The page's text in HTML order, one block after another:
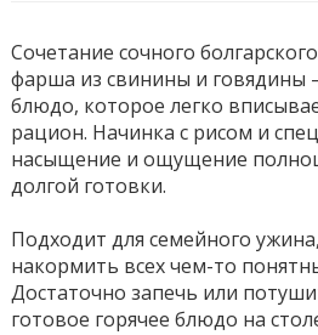
Сочетание сочного
фарша из свинины и
блюдо, которое легко
рацион. Начинка с рисом и
насыщение и ощущение
долгой готовки.
Подходит для семейного
накормить всех чем-то
Достаточно запечь или
готовое горячее блюдо на